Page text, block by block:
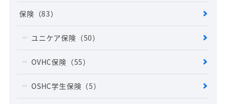
保険 （83）
ユニケア保険 （50）
OVHC保険 （55）
OSHC学生保険 （5）